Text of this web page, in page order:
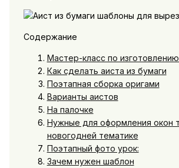
Содержание
Мастер-класс по
Как сделать аиста из бумаги
Поэтапная сборка оригами
Варианты аистов
На палочке
Нужные для оформления окон
новогодней тематике
Поэтапный фото урок:
Зачем нужен шаблон